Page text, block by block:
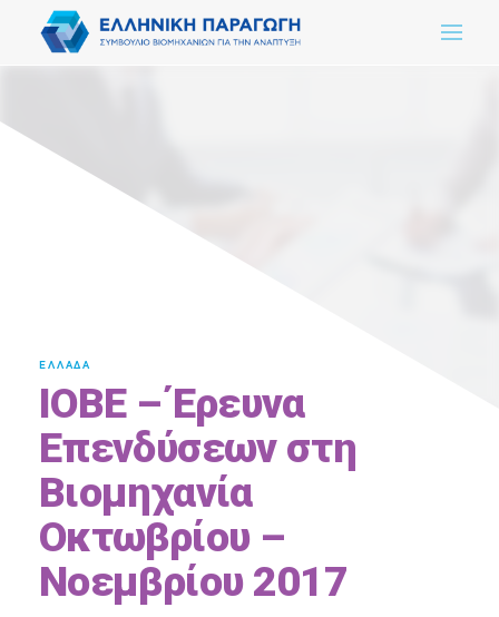
ΕΛΛΑΔΑ
IΟΒΕ – Έρευνα
Επενδύσεων στη
Βιομηχανία
Οκτωβρίου –
Νοεμβρίου 2017